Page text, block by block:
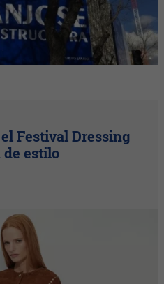
Festival Dressing
estilo